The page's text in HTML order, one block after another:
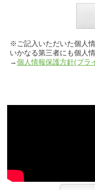
※ご記入いただいた個人
いかなる第三者にも個人
→個人情報保護方針(プラ